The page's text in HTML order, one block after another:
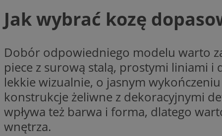
Jak wybrać kozę
Dobór odpowiedniego modelu warto
piece z surową stalą, prostymi liniami
lekkie wizualnie, o jasnym
konstrukcje żeliwne z dekoracyjnymi
wpływa też barwa i forma, dlatego
wnętrza.
__cf_bm
Nazwa
_clck
Nazwa
__gads
Nazwa